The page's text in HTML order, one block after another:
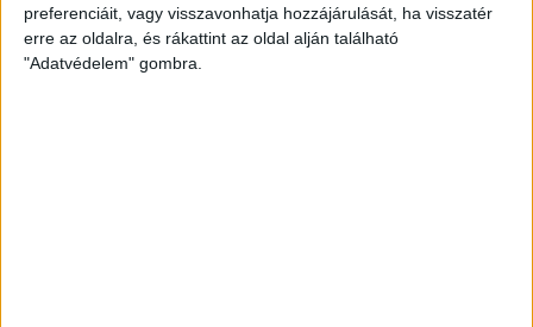
preferenciáit, vagy visszavonhatja hozzájárulását, ha visszatér
erre az oldalra, és rákattint az oldal alján található
"Adatvédelem" gombra.
Orbán Gáspár Csádban, mérgező anyag
Újpesten és Rákospalotán